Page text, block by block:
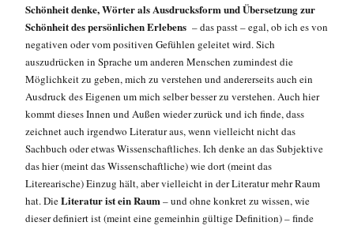
Schönheit denke, Wörter als Ausdrucksform und Übersetzung zur
Schönheit des persönlichen Erlebens – das passt – egal, ob ich es von
negativen oder vom positiven Gefühlen geleitet wird. Sich
auszudrücken in Sprache um anderen Menschen zumindest die
Möglichkeit zu geben, mich zu verstehen und andererseits auch ein
Ausdruck des Eigenen um mich selber besser zu verstehen. Auch hier
kommt dieses Innen und Außen wieder zurück und ich finde, dass
zeichnet auch irgendwo Literatur aus, wenn vielleicht nicht das
Sachbuch oder etwas Wissenschaftliches. Ich denke an das Subjektive
das hier (meint das Wissenschaftliche) wie dort (meint das
Literearische) Einzug hält, aber vielleicht in der Literatur mehr Raum
hat. DieLiteratur ist ein Raum – und ohne konkret zu wissen, wie
dieser definiert ist (meint eine gemeinhin gültige Definition) – finde